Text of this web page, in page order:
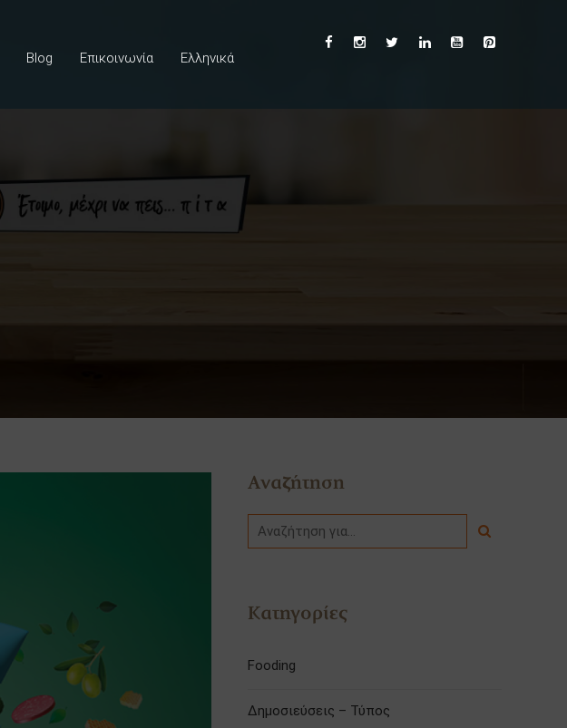
Blog Επικοινωνία Ελληνικά
Αναζήτηση
Κατηγορίες
Fooding
Δημοσιεύσεις – Τύπος